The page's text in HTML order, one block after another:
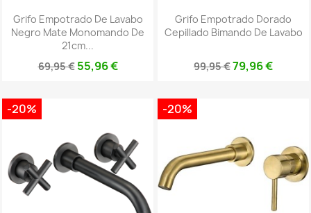
Grifo Empotrado De Lavabo
Negro Mate Monomando De
21cm...
69,95 € 55,96 €
Grifo Empotrado Dorado
Cepillado Bimando De Lavabo
99,95 €79,96 €
-20% -20%